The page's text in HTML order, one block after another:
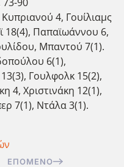
4, Γουίλιαμς
18(4), Παπαϊωάννου 6,
Μπαντού 7(1).
6(1),
Γουλφολκ 15(2),
4, Χριστινάκη 12(1),
7(1), Ντάλα 3(1).
ΕΠΌΜΕΝΟ